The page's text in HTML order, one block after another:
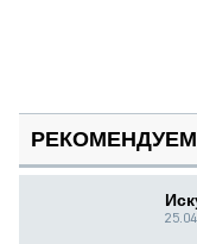
РЕКОМЕНДУЕМ